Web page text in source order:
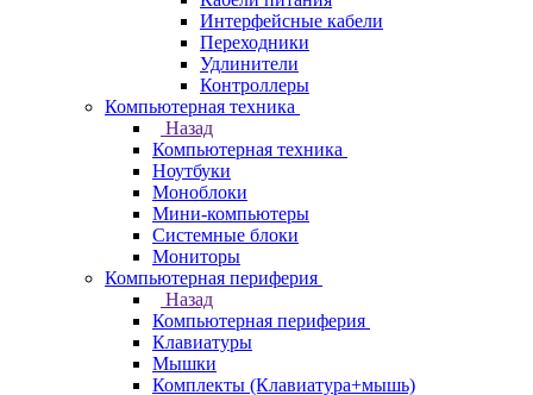
Интерфейсные кабели
Переходники
Удлинители
Контроллеры
Компьютерная техника
Назад
Компьютерная техника
Ноутбуки
Моноблоки
Мини-компьютеры
Системные блоки
Мониторы
Компьютерная периферия
Назад
Компьютерная периферия
Клавиатуры
Мышки
Комплекты (Клавиатура+мышь)